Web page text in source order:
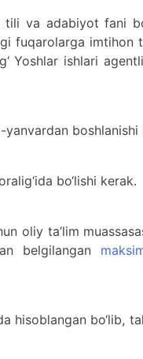
tili va adabiyot fani
fuqarolarga imtihon
Yoshlar ishlari
boshlanishi
bo‘lishi kerak.
oliy ta’lim
belgilangan
hisoblangan bo‘lib,